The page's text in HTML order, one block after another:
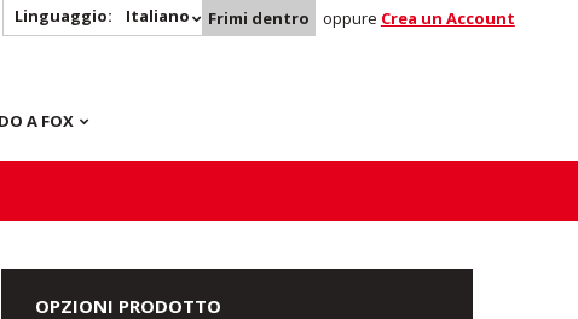
Linguaggio: Italiano Frimi dentro oppure Crea un Account
A FOX
OPZIONI PRODOTTO